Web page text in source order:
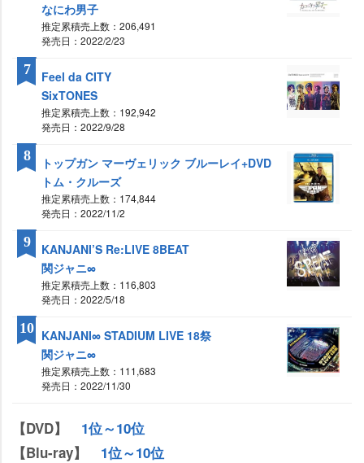
なにわ男子
推定累積売上数：206,491
発売日：2022/2/23
Feel da CITY
SixTONES
推定累積売上数：192,942
発売日：2022/9/28
7
トップガン マーヴェリック ブルーレイ+DVD
トム・クルーズ
推定累積売上数：174,844
発売日：2022/11/2
8
KANJANI’S Re:LIVE 8BEAT
関ジャニ∞
推定累積売上数：116,803
発売日：2022/5/18
9
KANJANI∞ STADIUM LIVE 18祭
関ジャニ∞
推定累積売上数：111,683
発売日：2022/11/30
10
【DVD】
1位～10位
【Blu-ray】
1位～10位